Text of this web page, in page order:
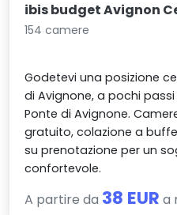
ibis budget Avignon
154 camere
Godetevi una posizione
di Avignone, a pochi
Ponte di Avignone.
gratuito, colazione a
su prenotazione per un
confortevole.
A partire da 38 EUR a